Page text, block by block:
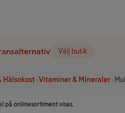
Välj butik
Hälsokost Vitaminer & Mineraler
på onlinesortiment visas.